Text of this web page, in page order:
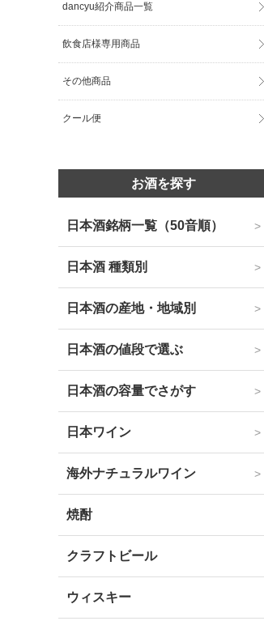
dancyu紹介商品一覧
飲食店様専用商品
その他商品
クール便
お酒を探す
日本酒銘柄一覧（50音順）
日本酒 種類別
日本酒の産地・地域別
日本酒の値段で選ぶ
日本酒の容量でさがす
日本ワイン
海外ナチュラルワイン
焼酎
クラフトビール
ウィスキー